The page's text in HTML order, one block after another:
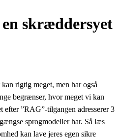
skræddersyet
rigtig meget, men har også
begrænser, hvor meget vi kan
efter ”RAG”-tilgangen adresserer 3
sprogmodeller har. Så læs
kan lave jeres egen sikre